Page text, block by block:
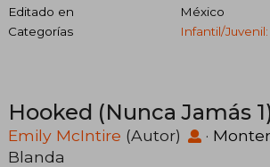
Editado en
México
Categorías
Infantil/
Hooked (Nunca Jamás
Emily McIntire (Autor) ·
Blanda